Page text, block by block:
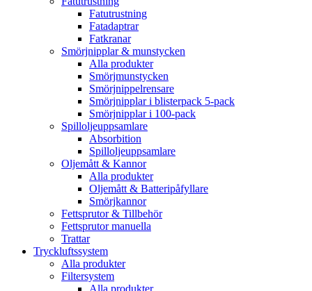
Fatutrustning
Fatadaptrar
Fatkranar
Smörjnipplar & munstycken
Alla produkter
Smörjmunstycken
Smörjnippelrensare
Smörjnipplar i blisterpack 5-pack
Smörjnipplar i 100-pack
Spilloljeuppsamlare
Absorbition
Spilloljeuppsamlare
Oljemått & Kannor
Alla produkter
Oljemått & Batteripåfyllare
Smörjkannor
Fettsprutor & Tillbehör
Fettsprutor manuella
Trattar
Tryckluftssystem
Alla produkter
Filtersystem
Alla produkter